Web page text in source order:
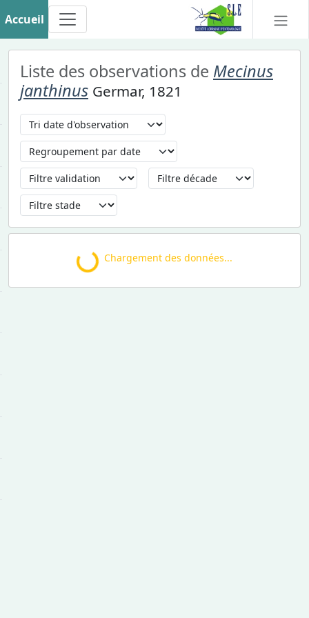
Accueil
Liste des observations de Mecinus
janthinus Germar, 1821
Loading...Chargement des données...